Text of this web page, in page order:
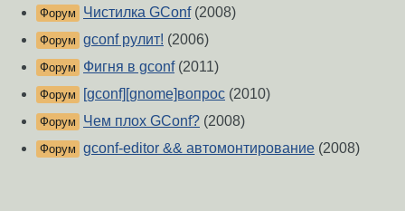
Форум Чистилка GConf(2008)
Форум gconf рулит! (2006)
Форум Фигня в gconf(2011)
Форум [gconf][gnome]вопрос (2010)
Форум Чем плох GConf? (2008)
Форум gconf-editor && автомонтирование (2008)